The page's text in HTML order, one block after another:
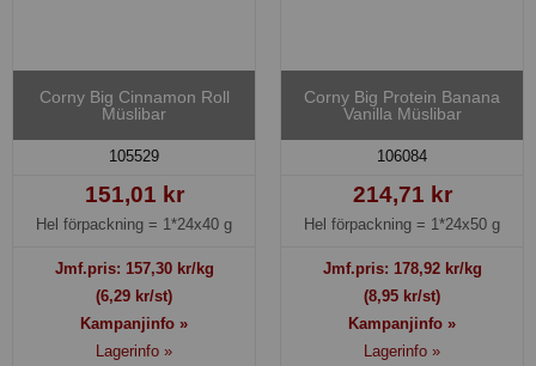
Corny Big Cinnamon Roll
Müslibar
105529
151,01 kr
Hel förpackning = 1*24x40 g
Jmf.pris: 157,30kr/kg
(6,29 kr/st)
Kampanjinfo »
Lagerinfo »
Corny Big Protein Banana
Vanilla Müslibar
106084
214,71 kr
Hel förpackning = 1*24x50 g
Jmf.pris: 178,92kr/kg
(8,95 kr/st)
Kampanjinfo »
Lagerinfo »